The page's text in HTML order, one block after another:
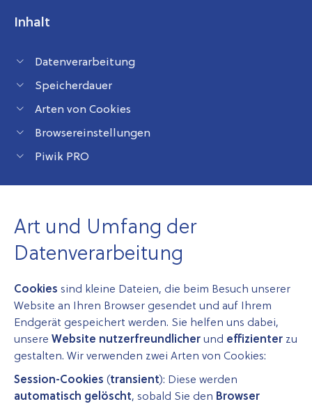
Inhalt
Datenverarbeitung
Speicherdauer
Arten von Cookies
Browsereinstellungen
Piwik PRO
Art und Umfang der
Datenverarbeitung
Cookies sind kleine Dateien, die beim Besuch unserer
Website an Ihren Browser gesendet und auf Ihrem
Endgerät gespeichert werden. Sie helfen uns dabei,
unsere Website nutzerfreundlicherund effizienter zu
gestalten. Wir verwenden zwei Arten von Cookies:
Session-Cookies (transient): Diese werden
automatisch gelöscht, sobald Sie den Browser